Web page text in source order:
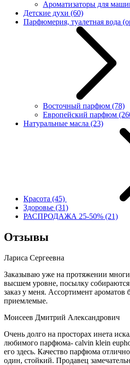
Ароматизаторы для
Детские духи (60)
Парфюмерия, туалетная вода
Восточный парфюм (78)
Европейский парфюм
Натуральные масла (23)
Красота (45)
Здоровье (31)
РАСПРОДАЖА 25-50% (21)
Отзывы
Лариса Сергеевна
Заказываю уже на протяжении
высшем уровне, посылку
заказ у меня. Ассортимент
приемлемые.
Моисеев Дмитрий Александрович
Очень долго на просторах инета
любимого парфюма- calvin klein
его здесь. Качество парфюма
один, стойкий. Продавец